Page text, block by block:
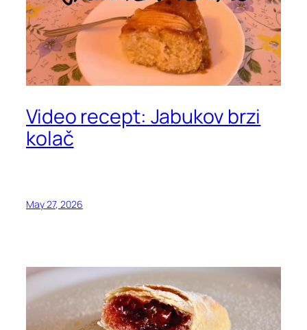
Video recept: Jabukov brzi
kolač
May 27, 2026